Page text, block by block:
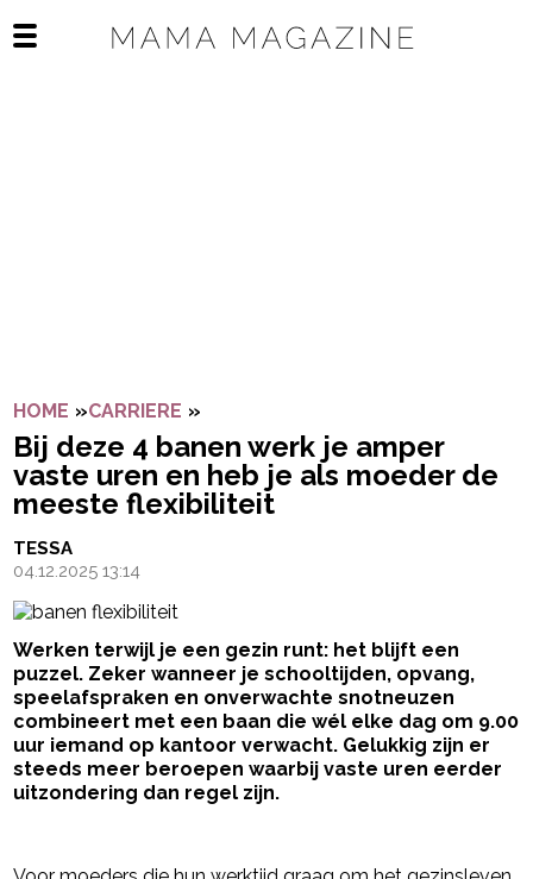
Open het mobiele menu
HOME »CARRIERE »
Bij deze 4 banen werk je amper
vaste uren en heb je als moeder de
meeste flexibiliteit
TESSA
04.12.2025 13:14
Werken terwijl je een gezin runt: het blijft een
puzzel. Zeker wanneer je schooltijden, opvang,
speelafspraken en onverwachte snotneuzen
combineert met een baan die wél elke dag om 9.00
uur iemand op kantoor verwacht. Gelukkig zijn er
steeds meer beroepen waarbij vaste uren eerder
uitzondering dan regel zijn.